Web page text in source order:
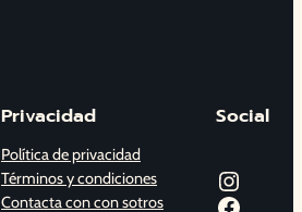
Privacidad
Política de privacidad
Términos y condiciones
Contacta con con sotros
Social
Instagram
Facebook